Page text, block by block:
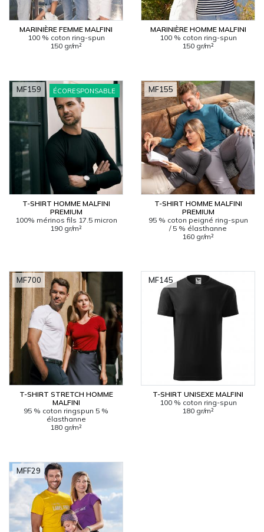
MARINIÈRE FEMME MALFINI
100 % coton ring-spun
150 gr/m²
MARINIÈRE HOMME MALFINI
100 % coton ring-spun
150 gr/m²
ÉCORESPONSABLE
T-SHIRT HOMME MALFINI
PREMIUM
100% mérinos fils 17.5 micron
190 gr/m²
MF159
T-SHIRT HOMME MALFINI
PREMIUM
95 % coton peigné ring-spun
/ 5 % élasthanne
160 gr/m²
MF155
T-SHIRT STRETCH HOMME
MALFINI
95 % coton ringspun 5 %
élasthanne
180 gr/m²
MF700
T-SHIRT UNISEXE MALFINI
100 % coton ring-spun
180 gr/m²
MF145
MFF29